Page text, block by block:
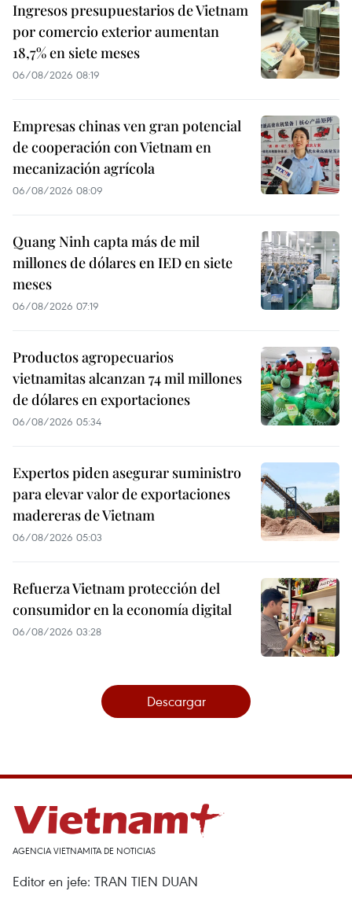
Ingresos presupuestarios de Vietnam
por comercio exterior aumentan
18,7% en siete meses
06/08/2026 08:19
Empresas chinas ven gran potencial
de cooperación con Vietnam en
mecanización agrícola
06/08/2026 08:09
Quang Ninh capta más de mil
millones de dólares en IED en siete
meses
06/08/2026 07:19
Productos agropecuarios
vietnamitas alcanzan 74 mil millones
de dólares en exportaciones
06/08/2026 05:34
Expertos piden asegurar suministro
para elevar valor de exportaciones
madereras de Vietnam
06/08/2026 05:03
Refuerza Vietnam protección del
consumidor en la economía digital
06/08/2026 03:28
Descargar
AGENCIA VIETNAMITA DE NOTICIAS
Editor en jefe: TRAN TIEN DUAN